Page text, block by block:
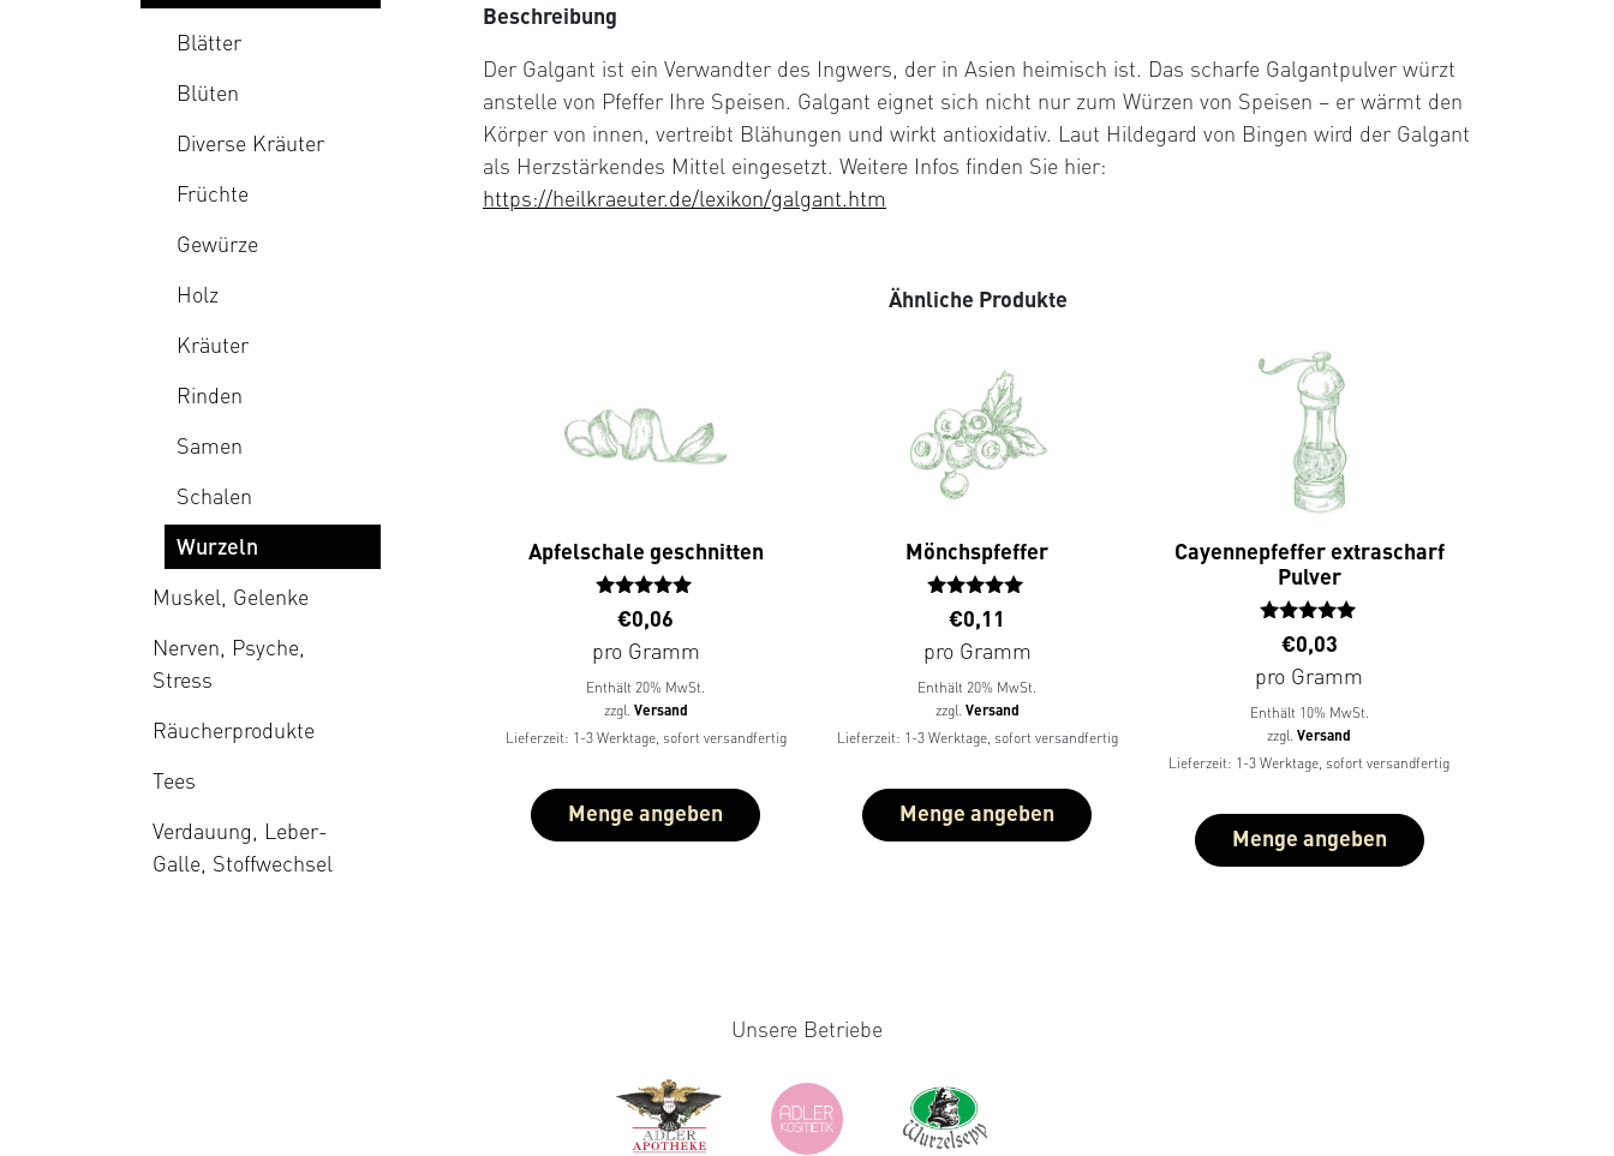
Blätter
Blüten
Diverse Kräuter
Früchte
Gewürze
Holz
Kräuter
Rinden
Samen
Schalen
Wurzeln
Muskel, Gelenke
Nerven, Psyche,
Stress
Räucherprodukte
Tees
Verdauung, Leber-
Galle, Stoffwechsel
Beschreibung
Der Galgant ist ein Verwandter des Ingwers, der in Asien heimisch ist. Das scharfe Galgantpulver würzt
anstelle von Pfeffer Ihre Speisen. Galgant eignet sich nicht nur zum Würzen von Speisen – er wärmt den
Körper von innen, vertreibt Blähungen und wirkt antioxidativ. Laut Hildegard von Bingen wird der Galgant
als Herzstärkendes Mittel eingesetzt. Weitere Infos finden Sie hier:
https://heilkraeuter.de/lexikon/galgant.htm
Ähnliche Produkte
Apfelschale geschnitten
Bewertet
mit
5.00
von 5
€0,06
pro Gramm
Enthält 20% MwSt.
zzgl. Versand
Lieferzeit: 1-3 Werktage, sofort versandfertig
Menge angeben
Mönchspfeffer
Bewertet
mit
5.00
von 5
€0,11
pro Gramm
Enthält 20% MwSt.
zzgl. Versand
Lieferzeit: 1-3 Werktage, sofort versandfertig
Menge angeben
Cayennepfeffer extrascharf
Pulver
Bewertet
mit
5.00
von 5
€0,03
pro Gramm
Enthält 10% MwSt.
zzgl.Versand
Lieferzeit: 1-3 Werktage, sofort versandfertig
Menge angeben
Unsere Betriebe